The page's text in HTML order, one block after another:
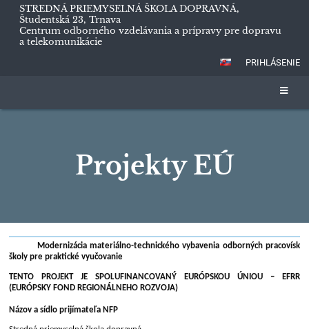
STREDNÁ PRIEMYSELNÁ ŠKOLA DOPRAVNÁ,
Študentská 23, Trnava
Centrum odborného vzdelávania a prípravy pre dopravu
a telekomunikácie
PRIHLÁSENIE
Projekty EÚ
Projekty
EÚ
Modernizácia materiálno-technického vybavenia odborných pracovísk
školy pre praktické vyučovanie
TENTO PROJEKT JE SPOLUFINANCOVANÝ EURÓPSKOU ÚNIOU – EFRR
(EURÓPSKY FOND REGIONÁLNEHO ROZVOJA)
Názov a sídlo prijímateľa NFP